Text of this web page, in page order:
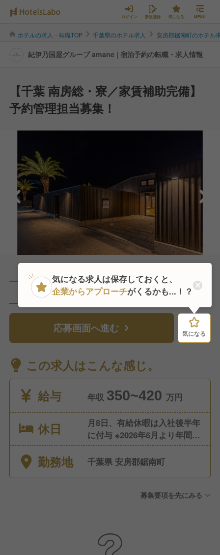
ログイン 新規登録 気になる MENU
ホテルの求人・転職TOP 千葉県のホテル求人 安房郡鋸南町のホテル
紀伊乃国屋グループ amane | 宿泊予約の転職・求人情報
【千葉 南房総・寮／家賃補助完備】
予約管理担当募集！
直近3人がこの求人を検討中
応募画面へ進む 気になる
この求人はこんな感じ。
給与
年収 350~420 万円
休日
月8日、有給休暇は入社後半年
に付与 ※2026年6月より年間休
日102日
勤務地 千葉県 安房郡鋸南町
募集要項を先にみる
気になる
気になる求人は保存しておくと、
企業からアプローチがくるかも...！？